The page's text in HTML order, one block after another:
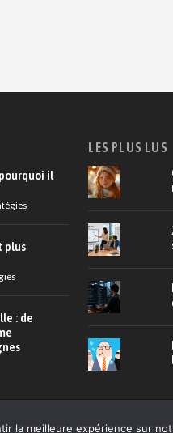
il
plus
: de
LES PLUS LUS
la meilleure expérience sur